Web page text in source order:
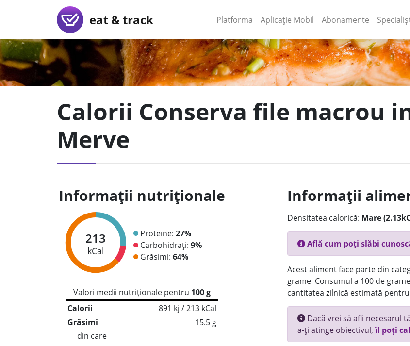
eat & track Platforma (current)
Aplicație Mobil (current)
Abonamente
Calorii Conserva file macrou
Merve
Informații nutriționale
213
kCal
Proteine: 27%
Carbohidrați: 9%
Grăsimi: 64%
Valori medii nutriționale pentru 100 g
Calorii
891 kj / 213 kCal
Grăsimi
15.5 g
din care
Informații
Densitatea calorică: Mare
Află cum poți slăbi
Acest aliment face parte din
grame. Consumul a 100 de
cantitatea zilnică estimată
Dacă vrei să afli necesarul
a-ți atinge obiectivul,îl poți